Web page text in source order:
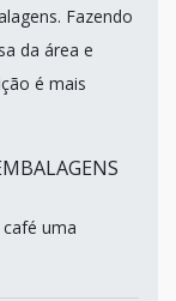
Fazendo
da área e
é mais
uma